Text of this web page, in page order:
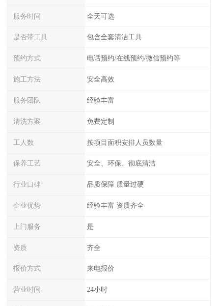
服务时间 全天可选
是否带工具 包含全套清洁工具
预约方式 电话预约/在线预约/微信预约等
施工方法 安全高效
服务团队 经验丰富
清洗方案 免费定制
工人数 按项目面积安排人员数量
保养工艺 安全、环保、彻底清洁
行业口碑 品质保障 质量过硬
企业优势 经验丰富 资质齐全
上门服务 是
资质 齐全
报价方式 来电报价
营业时间 24小时